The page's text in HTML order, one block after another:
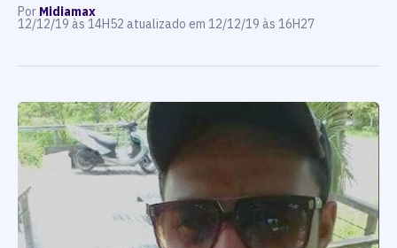
Por Midiamax
12/12/19 às 14H52 atualizado em 12/12/19 às 16H27